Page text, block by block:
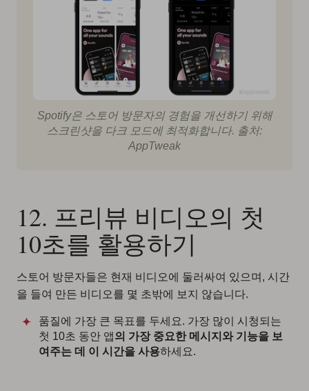
Spotify은 스토어 방문자의 경험을 개선하기 위해
스크린샷을 다크 모드에 최적화합니다. 출처:
AppTweak
12. 프리뷰 비디오의 첫
10초를 활용하기
스토어 방문자들은 현재 비디오에 둘러싸여 있으며, 시간
을 들여 만든 비디오를 몇 초밖에 보지 않습니다.
품질에 가장 큰 목표를 두세요. 가장 많이 시청되는
첫 10초 동안 앱의 가장 중요한 메시지와 기능을 보
여주는 데 이 시간을 사용하세요.